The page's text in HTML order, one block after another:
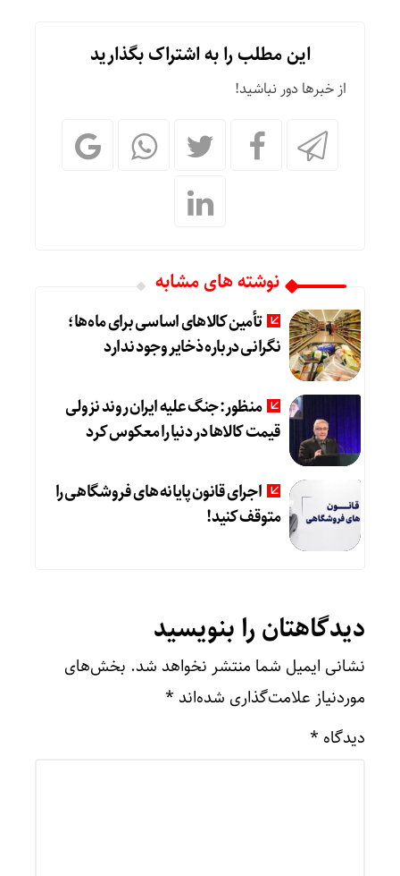
این مطلب را به اشتراک بگذارید
از خبرها دور نباشید!
نوشته های مشابه
تأمین کالاهای اساسی برای ماه‌ها؛
نگرانی درباره ذخایر وجود ندارد
منظور: جنگ علیه ایران روند نزولی
قیمت کالاها در دنیا را معکوس کرد
اجرای قانون پایانه های فروشگاهی را
متوقف کنید!
دیدگاهتان را بنویسید
نشانی ایمیل شما منتشر نخواهد شد. بخش‌های
موردنیاز علامت‌گذاری شده‌اند *
دیدگاه *